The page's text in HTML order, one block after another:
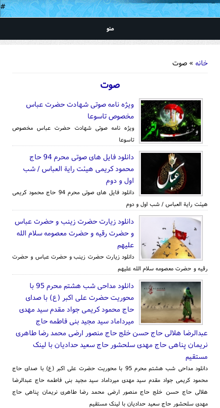
#
منو
خانه » صوت
صوت
ویژه نامه صوتی شهادت حضرت عباس
مخصوص تاسوعا
ویژه نامه صوتی شهادت حضرت عباس مخصوص
تاسوعا
دانلود فایل های صوتی محرم 94 حاج
محمود کریمی هیئت رایة العباس / شب
اول و دوم
دانلود فایل های صوتی محرم 94 حاج محمود کریمی
هیئت رایة العباس / شب اول و دوم
دانلود زیارت حضرت زینب و حضرت عباس
و حضرت رقیه و حضرت معصومه سلام الله
علیهم
دانلود زیارت حضرت زینب و حضرت عباس و حضرت
رقیه و حضرت معصومه سلام الله علیهم
دانلود مداحی شب هشتم محرم 95 با
محوریت حضرت علی اکبر (ع) با صدای
حاج محمود کریمی جواد مقدم سید مهدی
میرداماد سید مجید بنی فاطمه حاج
عبدالرضا هلالی حاج حسن خلج حاج منصور ارضی محمد رضا طاهری
نریمان پناهی حاج مهدی سلحشور حاج سعید حدادیان با لینک
مستقیم
دانلود مداحی شب هشتم محرم 95 با محوریت حضرت علی اکبر (ع) با صدای حاج
محمود کریمی جواد مقدم سید مهدی میرداماد سید مجید بنی فاطمه حاج عبدالرضا
هلالی حاج حسن خلج حاج منصور ارضی محمد رضا طاهری نریمان پناهی حاج
مهدی سلحشور حاج سعید حدادیان با لینک مستقیم